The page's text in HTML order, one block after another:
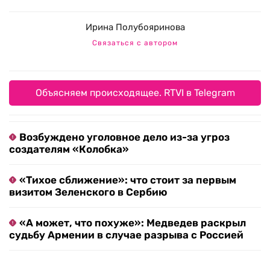
Ирина Полубояринова
Связаться с автором
Объясняем происходящее. RTVI в Telegram
Возбуждено уголовное дело из-за угроз
создателям «Колобка»
«Тихое сближение»: что стоит за первым
визитом Зеленского в Сербию
«А может, что похуже»: Медведев раскрыл
судьбу Армении в случае разрыва с Россией